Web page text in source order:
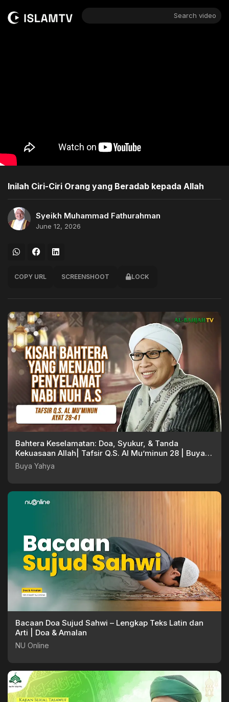
Search video
Inilah Ciri-Ciri Orang yang Beradab kepada Allah
Syeikh Muhammad Fathurahman
June 12, 2026
COPY URL SCREENSHOOT LOCK
Bahtera Keselamatan: Doa, Syukur, & Tanda
Kekuasaan Allah| Tafsir Q.S. Al Mu’minun 28 | Buya
Yahya
Buya Yahya
Bacaan Doa Sujud Sahwi – Lengkap Teks Latin dan
Arti | Doa & Amalan
NU Online